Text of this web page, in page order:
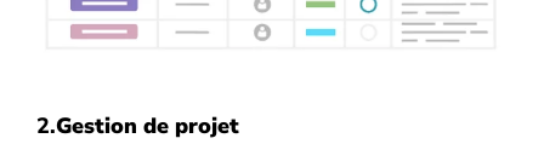
2.Gestion de projet